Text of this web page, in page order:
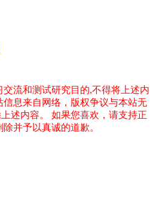
流和测试研究目的,不得将上述内
信息来自网络，版权争议与本站无
述内容。
如果您喜欢，请支持正
并予以真诚的道歉。